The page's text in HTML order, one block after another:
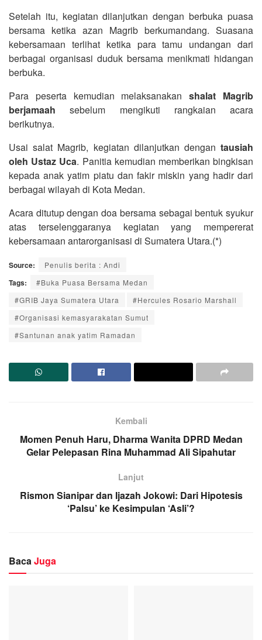
Setelah itu, kegiatan dilanjutkan dengan berbuka puasa
bersama ketika azan Magrib berkumandang. Suasana
kebersamaan terlihat ketika para tamu undangan dari
berbagai organisasi duduk bersama menikmati hidangan
berbuka.
Para peserta kemudian melaksanakanshalat Magrib
berjamaah sebelum mengikuti rangkaian acara
berikutnya.
Usai salat Magrib, kegiatan dilanjutkan dengan tausiah
oleh Ustaz Uca. Panitia kemudian memberikan bingkisan
kepada anak yatim piatu dan fakir miskin yang hadir dari
berbagai wilayah di Kota Medan.
Acara ditutup dengan doa bersama sebagai bentuk syukur
atas terselenggaranya kegiatan yang mempererat
kebersamaan antarorganisasi di Sumatera Utara.(*)
Source: Penulis berita : Andi
Tags:
#Buka Puasa Bersama Medan
#GRIB Jaya Sumatera Utara
#Hercules Rosario Marshall
#Organisasi kemasyarakatan Sumut
#Santunan anak yatim Ramadan
Kembali
Momen Penuh Haru, Dharma Wanita DPRD Medan
Gelar Pelepasan Rina Muhammad Ali Sipahutar
Lanjut
Rismon Sianipar dan Ijazah Jokowi: Dari Hipotesis
‘Palsu’ ke Kesimpulan ‘Asli’?
BacaJuga